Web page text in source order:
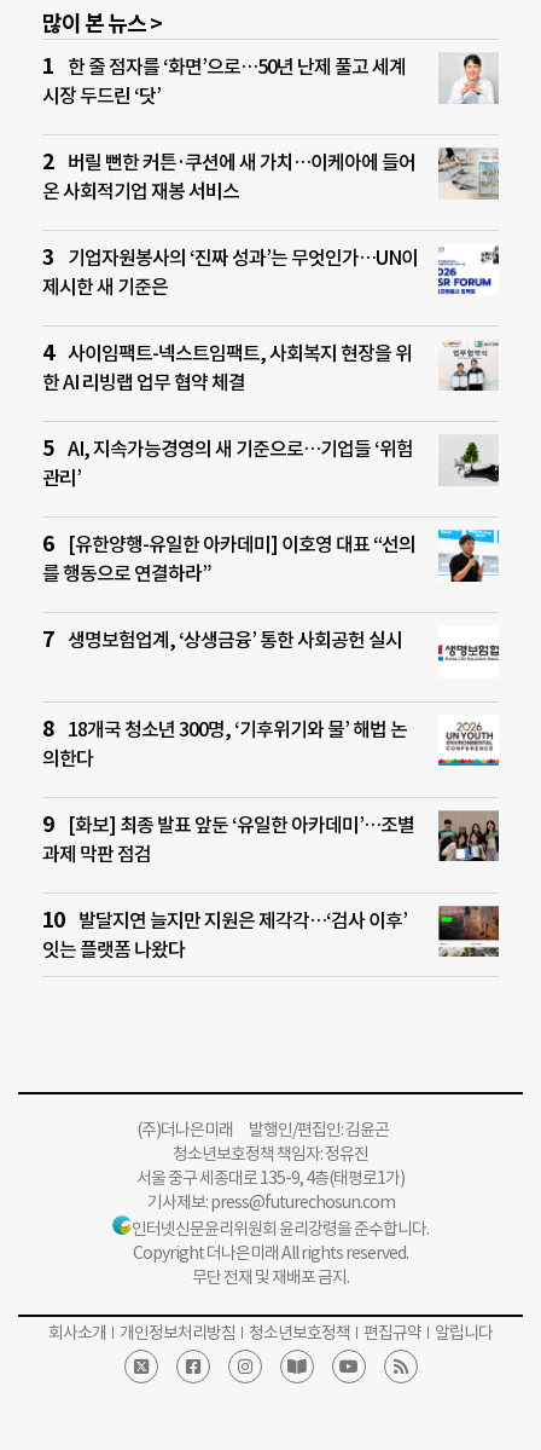
많이 본 뉴스 >
한 줄 점자를 ‘화면’으로…50년 난제 풀고 세계
시장 두드린 ‘닷’
버릴 뻔한 커튼·쿠션에 새 가치…이케아에 들어
온 사회적기업 재봉 서비스
기업자원봉사의 ‘진짜 성과’는 무엇인가…UN이
제시한 새 기준은
사이임팩트-넥스트임팩트, 사회복지 현장을 위
한 AI 리빙랩 업무 협약 체결
AI, 지속가능경영의 새 기준으로…기업들 ‘위험
관리’
[유한양행-유일한 아카데미] 이호영 대표 “선의
를 행동으로 연결하라”
생명보험업계, ‘상생금융’ 통한 사회공헌 실시
18개국 청소년 300명, ‘기후위기와 물’ 해법 논
의한다
[화보] 최종 발표 앞둔 ‘유일한 아카데미’…조별
과제 막판 점검
발달지연 늘지만 지원은 제각각…‘검사 이후’
잇는 플랫폼 나왔다
(주)더나은미래 발행인/편집인: 김윤곤
청소년보호정책 책임자: 정유진
서울 중구 세종대로 135-9, 4층(태평로1가)
기사제보:press@futurechosun.com
인터넷신문윤리위원회 윤리강령을 준수합니다.
Copyright 더나은미래 All rights reserved.
무단 전재 및 재배포 금지.
회사소개 개인정보처리방침 청소년보호정책 편집규약 알립니다